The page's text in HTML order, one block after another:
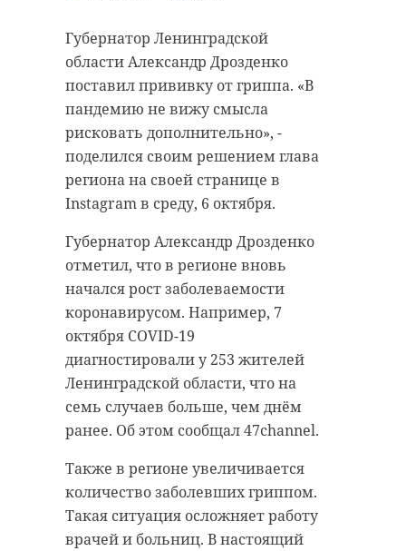
Губернатор Ленинградской
области Александр Дрозденко
поставил прививку от гриппа. «В
пандемию не вижу смысла
рисковать дополнительно», -
поделился своим решением глава
региона на своей странице в
Instagram в среду, 6 октября.
Губернатор Александр Дрозденко
отметил, что в регионе вновь
начался рост заболеваемости
коронавирусом. Например, 7
октября COVID-19
диагностировали у 253 жителей
Ленинградской области, что на
семь случаев больше, чем днём
ранее. Об этом сообщал 47channel.
Также в регионе увеличивается
количество заболевших гриппом.
Такая ситуация осложняет работу
врачей и больниц. В настоящий